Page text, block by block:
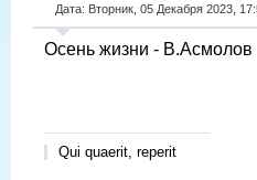
Дата: Вторник, 05 Декабря 2023,
Осень жизни - В.Асмолов
Qui quaerit, reperit